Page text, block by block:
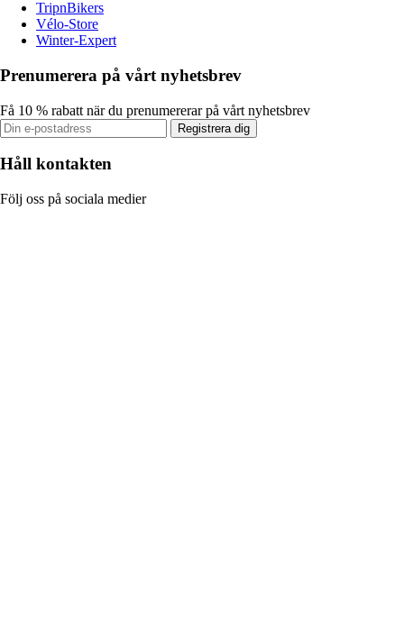
TripnBikers
Vélo-Store
Winter-Expert
Prenumerera på vårt nyhetsbrev
Få 10 % rabatt när du prenumererar på vårt nyhetsbrev
Registrera dig
Håll kontakten
Följ oss på sociala medier